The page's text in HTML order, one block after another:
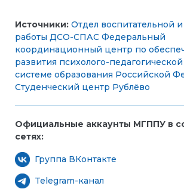
Источники: Отдел воспитательной
работы ДСО-СПАС Федеральный
координационный центр по
развития психолого-
системе образования Российской
Студенческий центр Рублёво
Официальные аккаунты МГППУ в
сетях:
Группа ВКонтакте
Telegram-канал